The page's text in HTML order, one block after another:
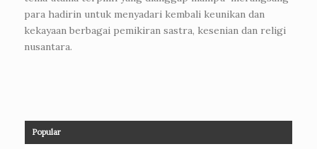
para hadirin untuk menyadari kembali keunikan dan
kekayaan berbagai pemikiran sastra, kesenian dan religi
nusantara.
Popular